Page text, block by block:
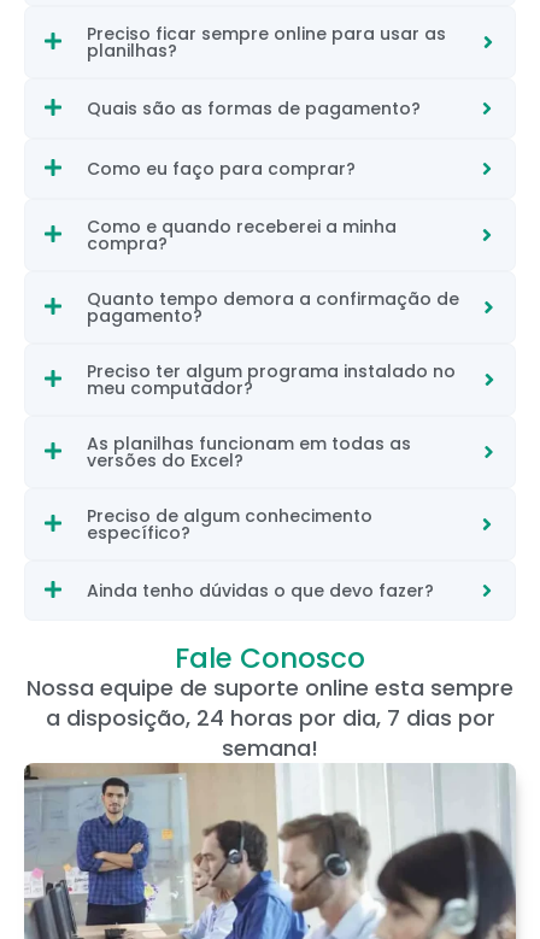
Preciso ficar sempre online para usar as
planilhas?
Quais são as formas de pagamento?
Como eu faço para comprar?
Como e quando receberei a minha
compra?
Quanto tempo demora a confirmação de
pagamento?
Preciso ter algum programa instalado no
meu computador?
As planilhas funcionam em todas as
versões do Excel?
Preciso de algum conhecimento
específico?
Ainda tenho dúvidas o que devo fazer?
Fale Conosco
Nossa equipe de suporte online esta sempre
a disposição, 24 horas por dia, 7 dias por
semana!